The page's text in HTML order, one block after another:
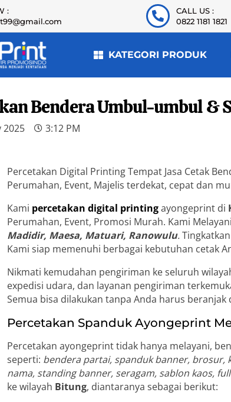
:
CALL US :
0822 1181 1821
KATEGORI PRODUK
Bendera Umbul-umbul &
2025 3:12 PM
Percetakan Digital Printing Tempat Jasa Cetak
Perumahan, Event, Majelis terdekat, cepat dan
Kami percetakan digital printingayongeprint di
Perumahan, Event, Promosi Murah. Kami
Madidir, Maesa, Matuari, Ranowulu.
Kami siap memenuhi berbagai kebutuhan cetak
Nikmati kemudahan pengiriman ke seluruh
expedisi udara, dan layanan pengiriman
Semua bisa dilakukan tanpa Anda harus
Percetakan Spanduk Ayongeprint
Percetakan ayongeprint tidak hanya melayani,
seperti: bendera partai, spanduk banner, brosur,
nama, standing banner, seragam, sablon kaos,
ke wilayah Bitung, diantaranya sebagai berikut: